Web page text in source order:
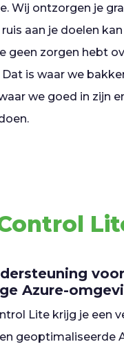
Wij ontzorgen je
aan je doelen
geen zorgen hebt
is waar we
we goed in zijn
voor
Azure-
Lite krijg je een
geoptimaliseerde